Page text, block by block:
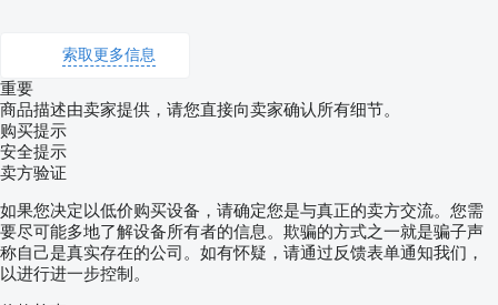
索取更多信息
重要
商品描述由卖家提供，请您直接向卖家确认所有细节。
购买提示
安全提示
卖方验证
如果您决定以低价购买设备，请确定您是与真正的卖方交流。您需
要尽可能多地了解设备所有者的信息。欺骗的方式之一就是骗子声
称自己是真实存在的公司。如有怀疑，请通过反馈表单通知我们，
以进行进一步控制。